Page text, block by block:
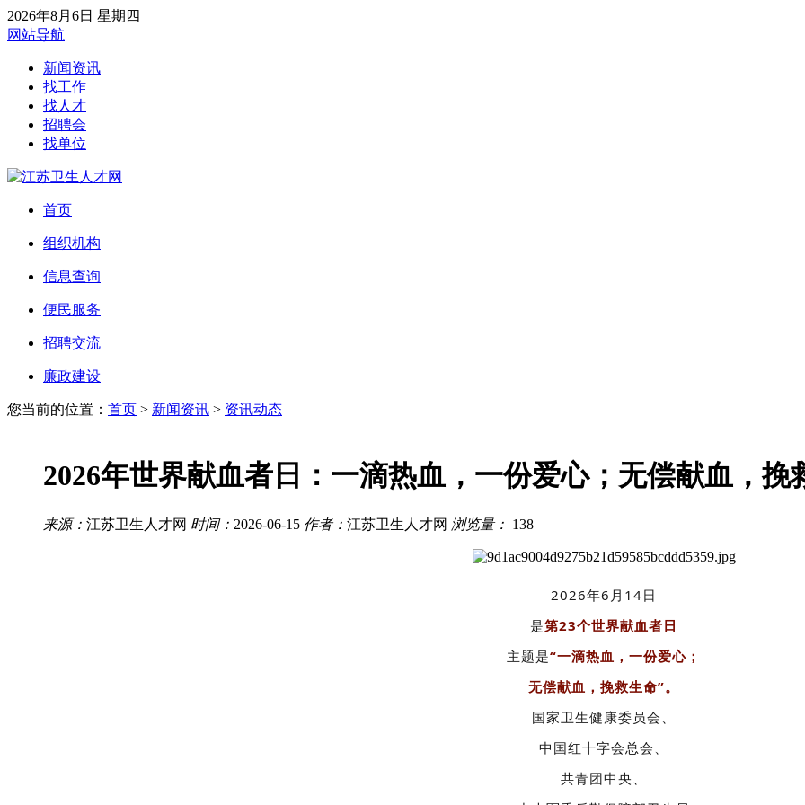
2026年8月6日 星期四
网站导航
新闻资讯
找工作
找人才
招聘会
找单位
首页
组织机构
信息查询
便民服务
招聘交流
廉政建设
您当前的位置： 首页 > 新闻资讯 > 资讯动态
2026年世界献血者日：一滴热血，一份爱心；无偿献血，挽
来源： 江苏卫生人才网 时间： 2026-06-15 作者： 江苏卫生人才网 浏览量： 138
2026年6月14日
是第23个世界献血者日
主题是“一滴热血，一份爱心；
无偿献血，挽救生命”。
国家卫生健康委员会、
中国红十字会总会、
共青团中央、